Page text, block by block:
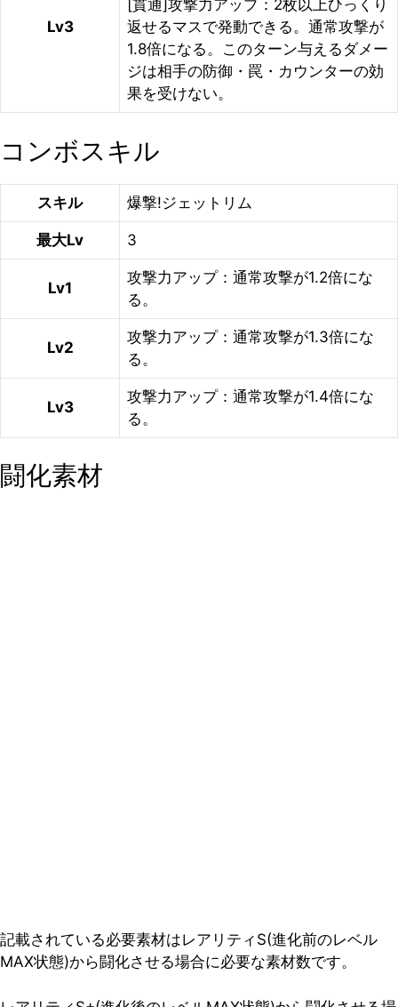
Lv3
[貫通]攻撃力アップ：2枚以上ひっくり
返せるマスで発動できる。通常攻撃が
1.8倍になる。このターン与えるダメー
ジは相手の防御・罠・カウンターの効
果を受けない。
コンボスキル
スキル 爆撃!ジェットリム
最大Lv 3
Lv1
攻撃力アップ：通常攻撃が1.2倍にな
る。
Lv2
攻撃力アップ：通常攻撃が1.3倍にな
る。
Lv3
攻撃力アップ：通常攻撃が1.4倍にな
る。
闘化素材
記載されている必要素材はレアリティS(進化前のレベル
MAX状態)から闘化させる場合に必要な素材数です。